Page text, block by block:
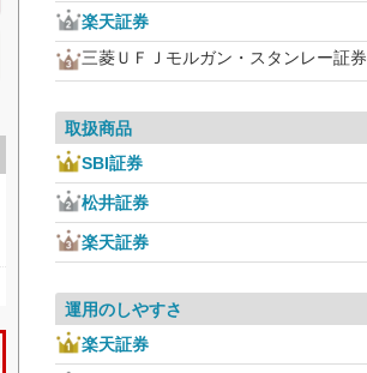
楽天証券
三菱ＵＦＪモルガン・スタンレー証券
取扱商品
SBI証券
松井証券
楽天証券
運用のしやすさ
楽天証券